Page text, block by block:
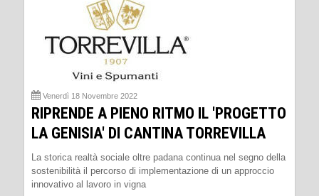
Venerdì 18 Novembre 2022
RIPRENDE A PIENO RITMO IL 'PROGETTO
LA GENISIA' DI CANTINA TORREVILLA
La storica realtà sociale oltre padana continua nel segno della
sostenibilità il percorso di implementazione di un approccio
innovativo al lavoro in vigna